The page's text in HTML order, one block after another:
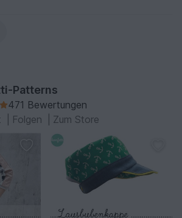
Patterns
471 Bewertungen
Folgen Zum Store